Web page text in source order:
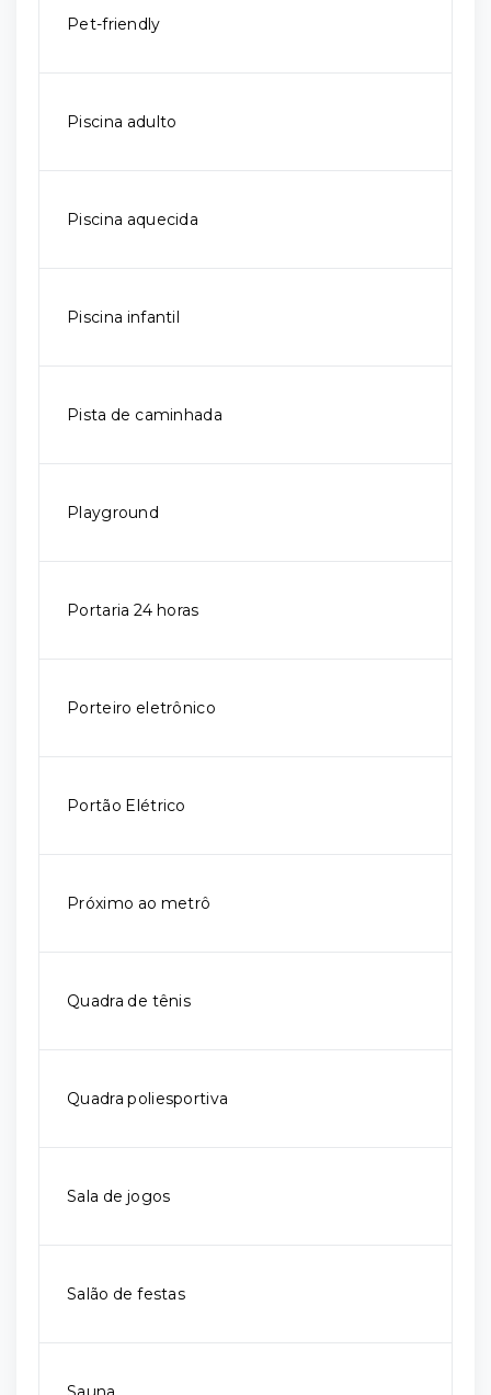
Pet-friendly
Piscina adulto
Piscina aquecida
Piscina infantil
Pista de caminhada
Playground
Portaria 24 horas
Porteiro eletrônico
Portão Elétrico
Próximo ao metrô
Quadra de tênis
Quadra poliesportiva
Sala de jogos
Salão de festas